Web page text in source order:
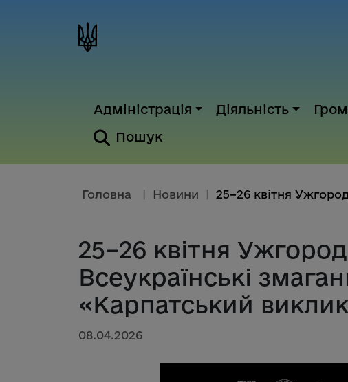
Адміністрація Діяльність
Пошук
Головна Новини
25–26 квітня
Всеукраїнські
«Карпатський
08.04.2026